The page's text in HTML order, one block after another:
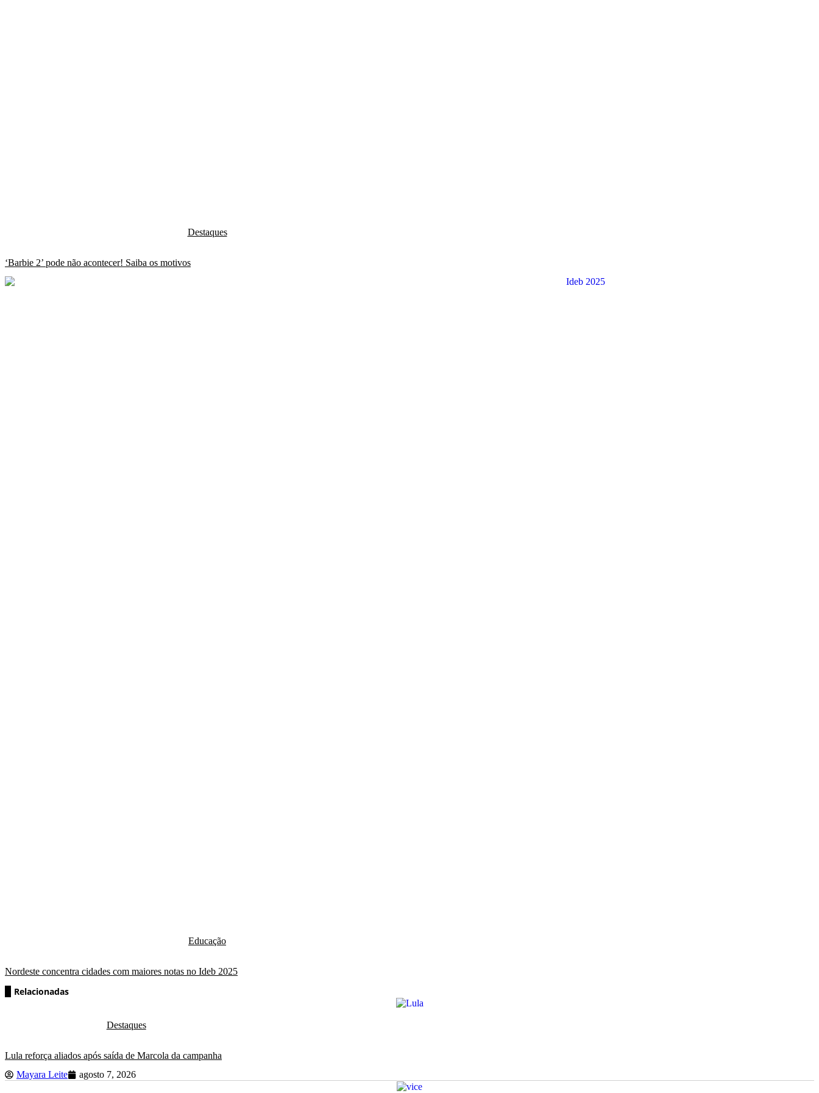
Destaques
‘Barbie 2’ pode não acontecer! Saiba os motivos
Educação
Nordeste concentra cidades com maiores notas no Ideb 2025
Relacionadas
Destaques
Lula reforça aliados após saída de Marcola da campanha
Mayara Leite
agosto 7, 2026